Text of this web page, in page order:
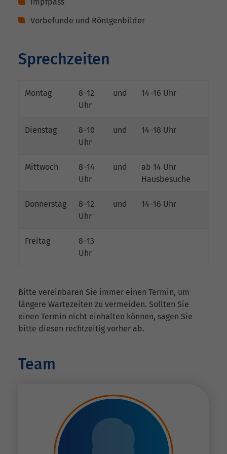
Vorbefunde und Röntgenbilder
Sprechzeiten
Montag
8–12
Uhr
und 14–16 Uhr
Dienstag
8–10
Uhr
und 14–18 Uhr
Mittwoch
8–14
Uhr
und
ab 14 Uhr
Hausbesuche
Donnerstag
8–12
Uhr
und 14–16 Uhr
Freitag
8–13
Uhr
Bitte vereinbaren Sie immer einen Termin, um
längere Wartezeiten zu vermeiden. Sollten Sie
einen Termin nicht einhalten können, sagen Sie
bitte diesen rechtzeitig vorher ab.
Team